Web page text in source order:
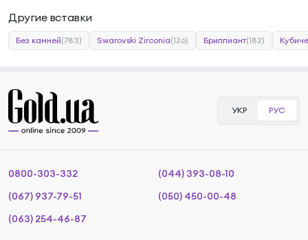
Другие вставки
Без камней(783) Swarovski Zirconia(126) Бриллиант(182)
УКР РУС
0800-303-332
(044) 393-08-10
(067) 937-79-51
(050) 450-00-48
(063) 254-46-87